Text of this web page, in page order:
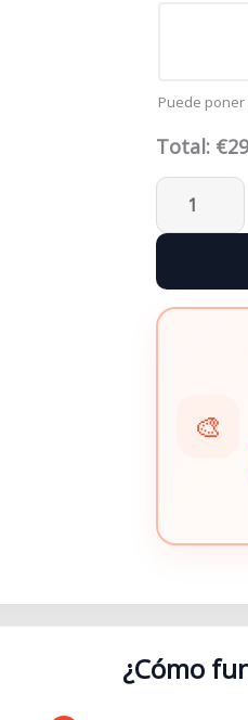
Puede
Total: €
🎨
¿Cómo